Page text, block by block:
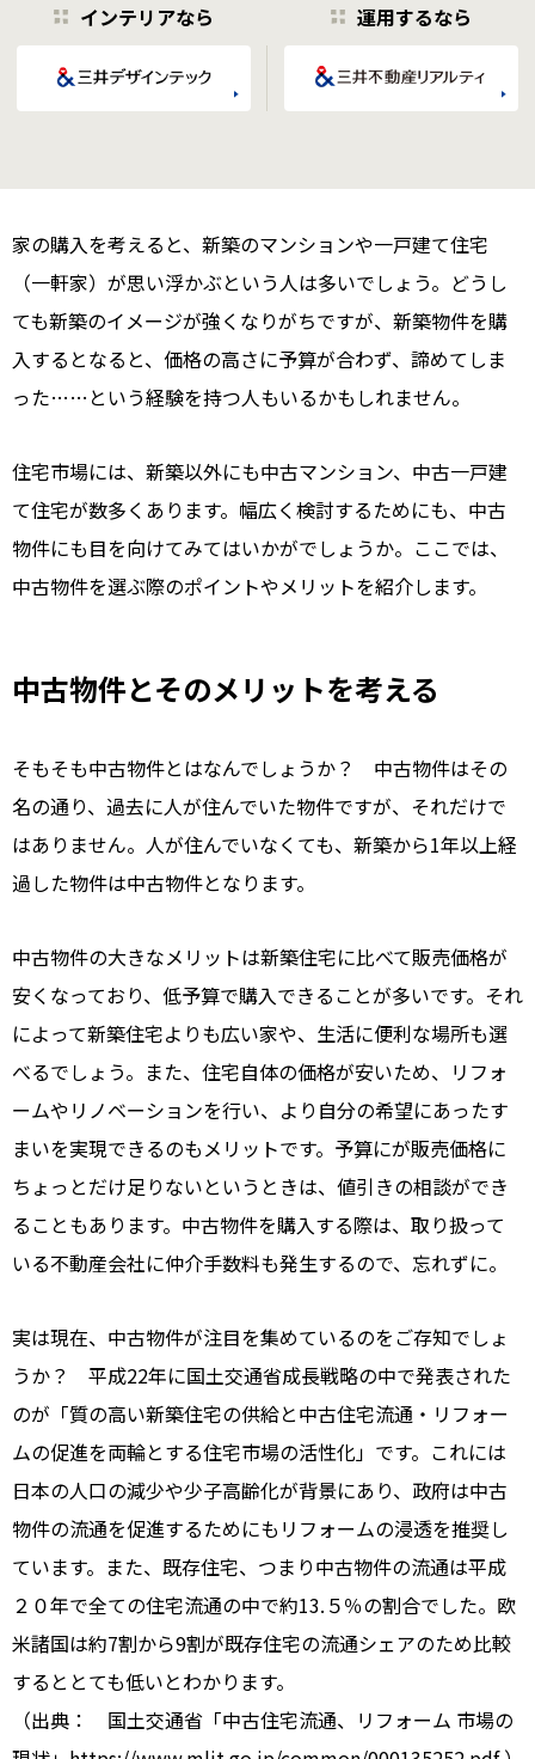
インテリアなら 運用するなら
家の購入を考えると、新築のマンションや一戸建て住宅
（一軒家）が思い浮かぶという人は多いでしょう。どうし
ても新築のイメージが強くなりがちですが、新築物件を購
入するとなると、価格の高さに予算が合わず、諦めてしま
った……という経験を持つ人もいるかもしれません。
住宅市場には、新築以外にも中古マンション、中古一戸建
て住宅が数多くあります。幅広く検討するためにも、中古
物件にも目を向けてみてはいかがでしょうか。ここでは、
中古物件を選ぶ際のポイントやメリットを紹介します。
中古物件とそのメリットを考える
そもそも中古物件とはなんでしょうか？ 中古物件はその
名の通り、過去に人が住んでいた物件ですが、それだけで
はありません。人が住んでいなくても、新築から1年以上経
過した物件は中古物件となります。
中古物件の大きなメリットは新築住宅に比べて販売価格が
安くなっており、低予算で購入できることが多いです。それ
によって新築住宅よりも広い家や、生活に便利な場所も選
べるでしょう。また、住宅自体の価格が安いため、リフォ
ームやリノベーションを行い、より自分の希望にあったす
まいを実現できるのもメリットです。予算にが販売価格に
ちょっとだけ足りないというときは、値引きの相談ができ
ることもあります。中古物件を購入する際は、取り扱って
いる不動産会社に仲介手数料も発生するので、忘れずに。
実は現在、中古物件が注目を集めているのをご存知でしょ
うか？ 平成22年に国土交通省成長戦略の中で発表された
のが「質の高い新築住宅の供給と中古住宅流通・リフォー
ムの促進を両輪とする住宅市場の活性化」です。これには
日本の人口の減少や少子高齢化が背景にあり、政府は中古
物件の流通を促進するためにもリフォームの浸透を推奨し
ています。また、既存住宅、つまり中古物件の流通は平成
２０年で全ての住宅流通の中で約13.５％の割合でした。欧
米諸国は約7割から9割が既存住宅の流通シェアのため比較
するととても低いとわかります。
（出典： 国土交通省「中古住宅流通、リフォーム 市場の